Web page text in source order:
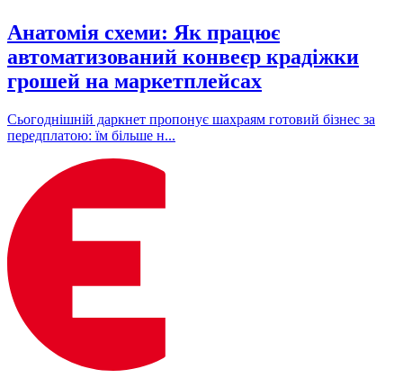
Анатомія схеми: Як працює
автоматизований конвеєр крадіжки
грошей на маркетплейсах
Сьогоднішній даркнет пропонує шахраям готовий бізнес за
передплатою: їм більше н...